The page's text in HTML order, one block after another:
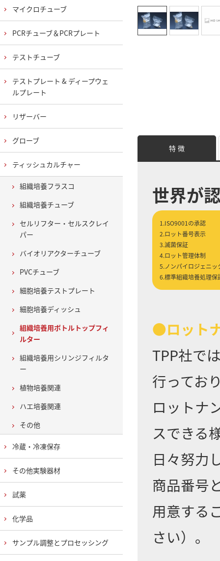
特 徴
世界が
1.ISO9001の承認
2.ロット番号表示
3.滅菌保証
4.ロット管理体制
5.ノンパイロジェニッ
6.標準組織培養処理保
●ロット
TPP社で
行ってお
ロットナ
スできる
日々努力
商品番号
用意する
さい）。
マイクロチューブ
PCRチューブ＆PCRプレート
テストチューブ
テストプレート & ディープウェ
ルプレート
リザーバー
グローブ
ティッシュカルチャー
組織培養フラスコ
組織培養チューブ
セルリフター・セルスクレイ
パー
バイオリアクターチューブ
PVCチューブ
細胞培養テストプレート
細胞培養ディッシュ
組織培養用ボトルトップフィ
ルター
組織培養用シリンジフィルタ
ー
植物培養関連
ハエ培養関連
その他
冷蔵・冷凍保存
その他実験器材
試薬
化学品
サンプル調整とプロセッシング